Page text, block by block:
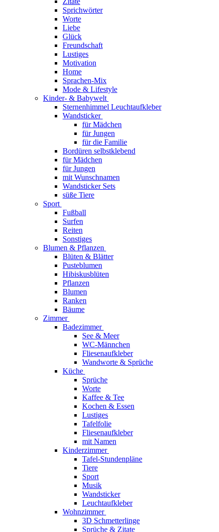
Sprichwörter
Worte
Liebe
Glück
Freundschaft
Lustiges
Motivation
Home
Sprachen-Mix
Mode & Lifestyle
Kinder- & Babywelt
Sternenhimmel Leuchtaufkleber
Wandsticker
für Mädchen
für Jungen
für die Familie
Bordüren selbstklebend
für Mädchen
für Jungen
mit Wunschnamen
Wandsticker Sets
süße Tiere
Sport
Fußball
Surfen
Reiten
Sonstiges
Blumen & Pflanzen
Blüten & Blätter
Pusteblumen
Hibiskusblüten
Pflanzen
Blumen
Ranken
Bäume
Zimmer
Badezimmer
See & Meer
WC-Männchen
Fliesenaufkleber
Wandworte & Sprüche
Küche
Sprüche
Worte
Kaffee & Tee
Kochen & Essen
Lustiges
Tafelfolie
Fliesenaufkleber
mit Namen
Kinderzimmer
Tafel-Stundenpläne
Tiere
Sport
Musik
Wandsticker
Leuchtaufkleber
Wohnzimmer
3D Schmetterlinge
Sprüche & Zitate